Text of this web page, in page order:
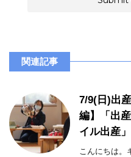
関連記事
7/9(日)出
編】「出
イル出産
こんにちは。